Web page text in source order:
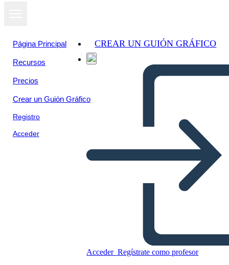
Página Principal
Recursos
Precios
Crear un Guión Gráfico
Registro
Acceder
CREAR UN GUIÓN GRÁFICO
Acceder Regístrate como profesor
אותך אנשי החמישה בגן העדן